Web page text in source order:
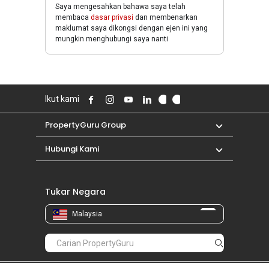
Saya mengesahkan bahawa saya telah
membaca dasar privasi dan membenarkan
maklumat saya dikongsi dengan ejen ini yang
mungkin menghubungi saya nanti
Ikut kami
PropertyGuru Group
Hubungi Kami
Tukar Negara
Malaysia